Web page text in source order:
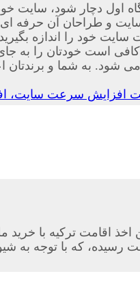
اول دچار شود، سایت
می رسد که باید این سایت و
کافی است خودتان را به
شود. به شما و برندتان
افزایش سرعت سایت،
میلیون و 58 هزار معامله ملک در